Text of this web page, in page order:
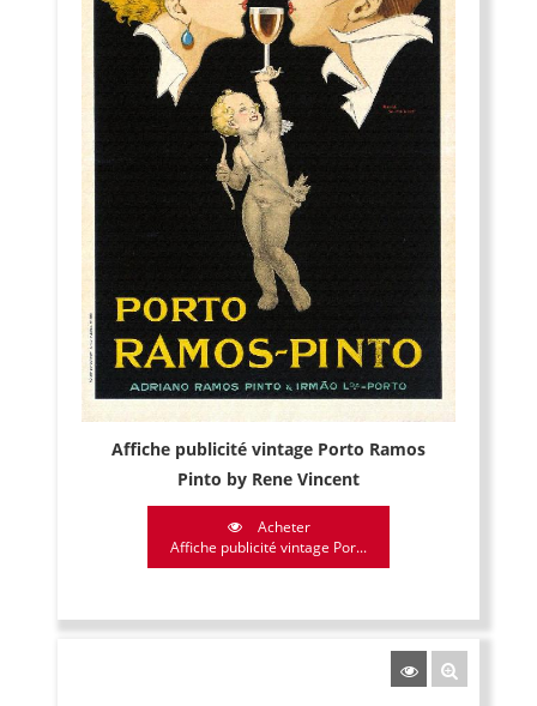
Affiche publicité vintage Porto Ramos
Pinto by Rene Vincent
Acheter
Affiche publicité vintage Por...